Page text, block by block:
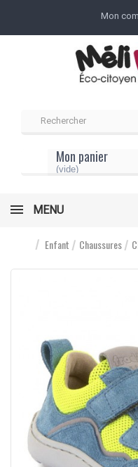
Mon
Mon panier
(vide)
MENU
Enfant Chaussures